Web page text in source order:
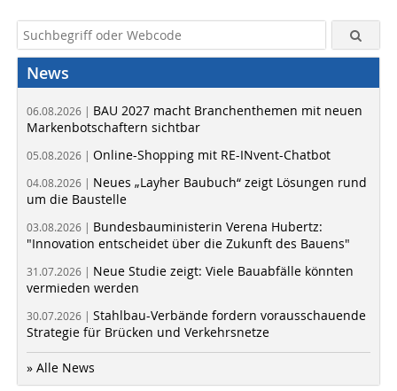
News
06.08.2026 | BAU 2027 macht Branchenthemen mit neuen
Markenbotschaftern sichtbar
05.08.2026 | Online-Shopping mit RE-INvent-Chatbot
04.08.2026 | Neues „Layher Baubuch“ zeigt Lösungen rund
um die Baustelle
03.08.2026 | Bundesbauministerin Verena Hubertz:
"Innovation entscheidet über die Zukunft des Bauens"
31.07.2026 | Neue Studie zeigt: Viele Bauabfälle könnten
vermieden werden
30.07.2026 | Stahlbau-Verbände fordern vorausschauende
Strategie für Brücken und Verkehrsnetze
» Alle News